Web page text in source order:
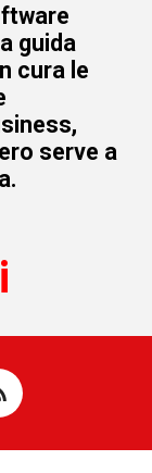
guida
cura le
serve a